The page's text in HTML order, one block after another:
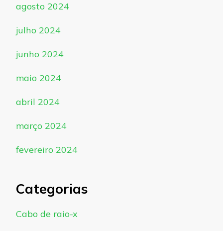
agosto 2024
julho 2024
junho 2024
maio 2024
abril 2024
março 2024
fevereiro 2024
Categorias
Cabo de raio-x